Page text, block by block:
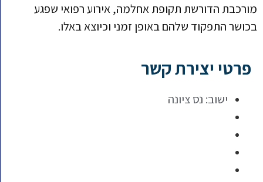
מורכבת הדורשת תקופת אחלמה, אירוע רפואי שפגע
בכושר התפקוד שלהם באופן זמני וכיוצא באלו.
פרטי יצירת קשר
ישוב: נס ציונה